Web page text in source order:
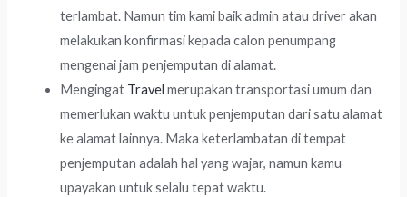
terlambat. Namun tim kami baik admin atau driver akan
melakukan konfirmasi kepada calon penumpang
mengenai jam penjemputan di alamat.
Mengingat Travel merupakan transportasi umum dan
memerlukan waktu untuk penjemputan dari satu alamat
ke alamat lainnya. Maka keterlambatan di tempat
penjemputan adalah hal yang wajar, namun kamu
upayakan untuk selalu tepat waktu.